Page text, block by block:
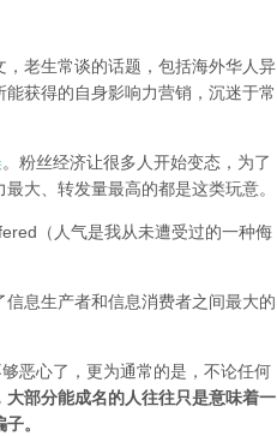
，老生常谈的话题，包括海外华人异
获得的自身影响力营销，沉迷于常
。粉丝经济让很多人开始变态，为了
大、转发量最高的都是这类玩意。
（人气是我从未遭受过的一种侮
息生产者和信息消费者之间最大的
恶心了，更为通常的是，不论任何
大部分能成名的人往往只是意味着一
。